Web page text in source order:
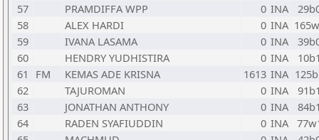
57
PRAMDIFFA WPP 0 INA
58
ALEX HARDI 0 INA
59
IVANA LASAMA 0 INA
60
HENDRY YUDHISTIRA 0 INA
61
FM KEMAS ADE KRISNA 1613 INA
62
TAJUROMAN 0 INA
63
JONATHAN ANTHONY 0 INA
64
RADEN SYAFIUDDIN 0 INA